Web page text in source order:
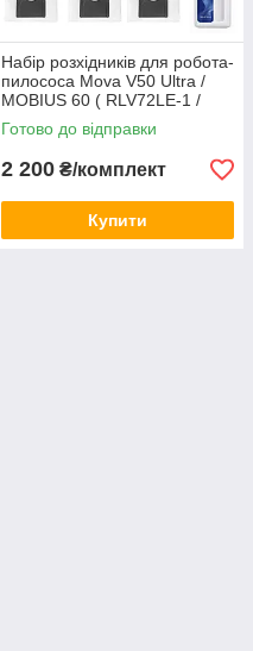
Набір розхідників для робота-
пилососа Mova V50 Ultra /
MOBIUS 60 ( RLV72LE-1 /
RLV72LE-1-bl / RLV83LE ) №6
Готово до відправки
2 200 ₴/комплект
Купити